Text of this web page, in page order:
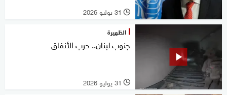
l 31 يوليو 2026
الظهيرة
جنوب لبنان.. حرب الأنفاق
l 31 يوليو 2026